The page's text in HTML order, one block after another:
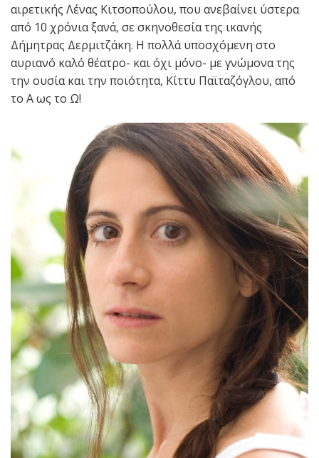
αιρετικής Λένας Κιτσοπούλου, που ανεβαίνει ύστερα
από 10 χρόνια ξανά, σε σκηνοθεσία της ικανής
Δήμητρας Δερμιτζάκη. Η πολλά υποσχόμενη στο
αυριανό καλό θέατρο- και όχι μόνο- με γνώμονα της
την ουσία και την ποιότητα, Κίττυ Παϊταζόγλου, από
το Α ως το Ω!